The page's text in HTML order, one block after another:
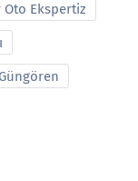
Oto Ekspertiz